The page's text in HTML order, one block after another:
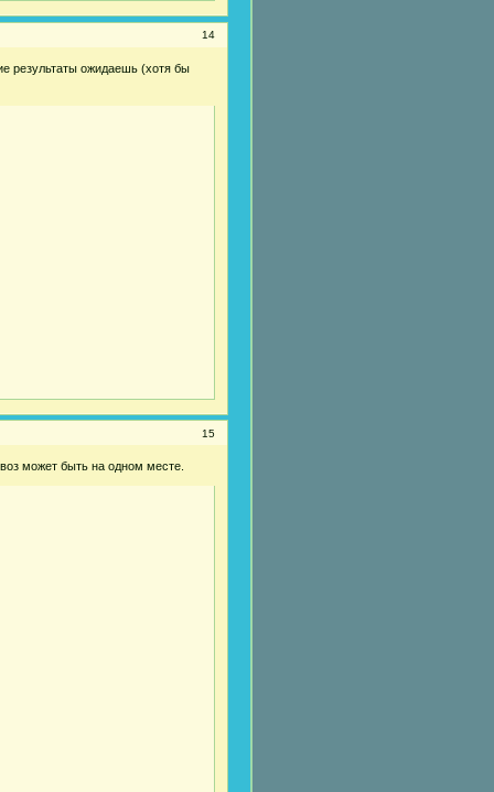
14
результаты ожидаешь (хотя бы
15
может быть на одном месте.